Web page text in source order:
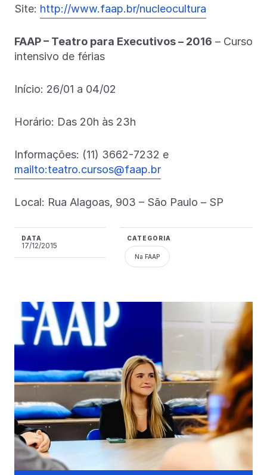
Site: http://www.faap.br/nucleocultura
FAAP – Teatro para Executivos – 2016 – Curso
intensivo de férias
Início: 26/01 a 04/02
Horário: Das 20h às 23h
Informações: (11) 3662-7232 e
mailto:teatro.cursos@faap.br
Local: Rua Alagoas, 903 – São Paulo – SP
DATA
17/12/2015
CATEGORIA
Na FAAP